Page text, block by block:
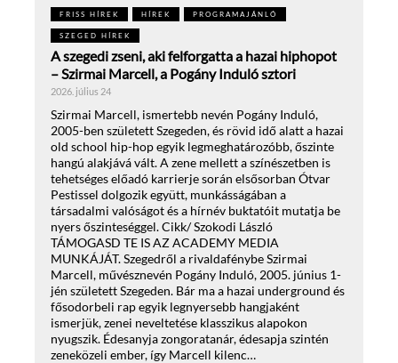
FRISS HÍREK HÍREK PROGRAMAJÁNLÓ
SZEGED HÍREK
A szegedi zseni, aki felforgatta a hazai hiphopot
– Szirmai Marcell, a Pogány Induló sztori
2026. július 24
Szirmai Marcell, ismertebb nevén Pogány Induló,
2005-ben született Szegeden, és rövid idő alatt a hazai
old school hip-hop egyik legmeghatározóbb, őszinte
hangú alakjává vált. A zene mellett a színészetben is
tehetséges előadó karrierje során elsősorban Ótvar
Pestissel dolgozik együtt, munkásságában a
társadalmi valóságot és a hírnév buktatóit mutatja be
nyers őszinteséggel. Cikk/ Szokodi László
TÁMOGASD TE IS AZ ACADEMY MEDIA
MUNKÁJÁT. Szegedről a rivaldafénybe Szirmai
Marcell, művésznevén Pogány Induló, 2005. június 1-
jén született Szegeden. Bár ma a hazai underground és
fősodorbeli rap egyik legnyersebb hangjaként
ismerjük, zenei neveltetése klasszikus alapokon
nyugszik. Édesanyja zongoratanár, édesapja szintén
zeneközeli ember, így Marcell kilenc…